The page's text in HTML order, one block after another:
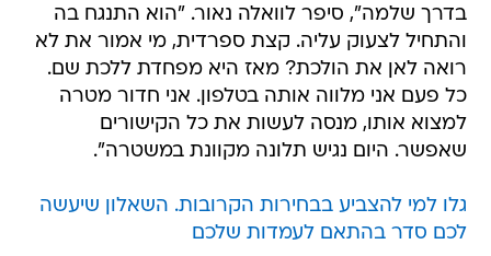
בדרך שלמה", סיפר לוואלה נאור. "הוא התנגח בה
והתחיל לצעוק עליה. קצת ספרדית, מי אמור את לא
רואה לאן את הולכת? מאז היא מפחדת ללכת שם.
כל פעם אני מלווה אותה בטלפון. אני חדור מטרה
למצוא אותו, מנסה לעשות את כל הקישורים
שאפשר. היום נגיש תלונה מקוונת במשטרה".
גלו למי להצביע בבחירות הקרובות. השאלון שיעשה
לכם סדר בהתאם לעמדות שלכם